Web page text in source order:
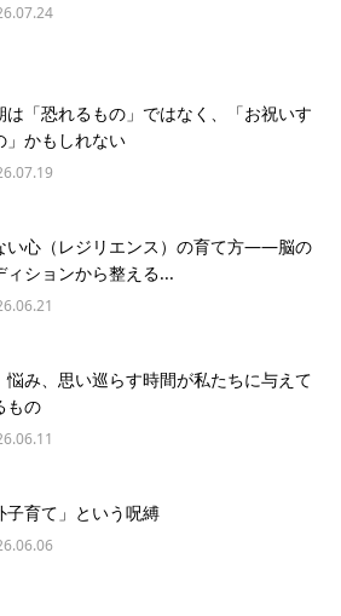
は「恐れるもの」ではなく、「お祝いす
」かもしれない
い心（レジリエンス）の育て方――脳の
ィションから整える...
悩み、思い巡らす時間が私たちに与えて
もの
子育て」という呪縛